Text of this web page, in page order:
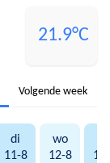
21.9°C
Volgende week
di
11-8
wo
12-8